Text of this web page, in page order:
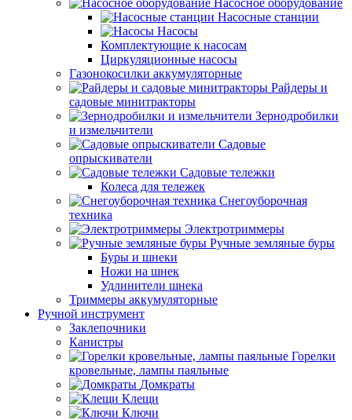
Насосное оборудование
Насосные станции
Насосы
Комплектующие к насосам
Циркуляционные насосы
Газонокосилки аккумуляторные
Райдеры и
садовые минитракторы
Зернодробилки
и измельчители
Садовые
опрыскиватели
Садовые тележки
Колеса для тележек
Снегоуборочная
техника
Электротриммеры
Ручные земляные буры
Буры и шнеки
Ножи на шнек
Удлинители шнека
Триммеры аккумуляторные
Ручной инструмент
Заклепочники
Канистры
Горелки
кровельные, лампы паяльные
Домкраты
Клещи
Ключи